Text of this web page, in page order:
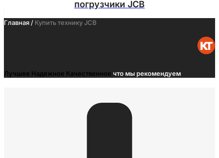
погрузчики JCB
Главная / Купить технику JCB
Лучшее Надежное Качественное что мы рекомендуем